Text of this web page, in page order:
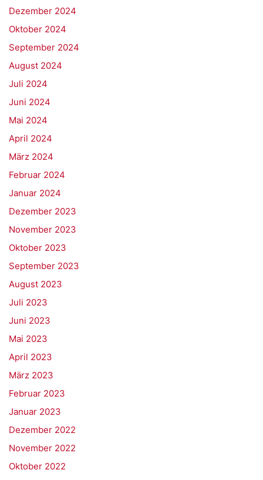
Dezember 2024
Oktober 2024
September 2024
August 2024
Juli 2024
Juni 2024
Mai 2024
April 2024
März 2024
Februar 2024
Januar 2024
Dezember 2023
November 2023
Oktober 2023
September 2023
August 2023
Juli 2023
Juni 2023
Mai 2023
April 2023
März 2023
Februar 2023
Januar 2023
Dezember 2022
November 2022
Oktober 2022